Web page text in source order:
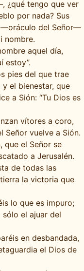
¿qué tengo que ver
por nada? Sus
—oráculo del Señor—
nombre.
aquel día,
estoy”.
pies del que trae
el bienestar, que
a Sión: “Tu Dios es
vítores a coro,
Señor vuelve a Sión.
que el Señor se
a Jerusalén.
de todas las
la victoria que
lo que es impuro;
el ajuar del
en desbandada,
el Dios de